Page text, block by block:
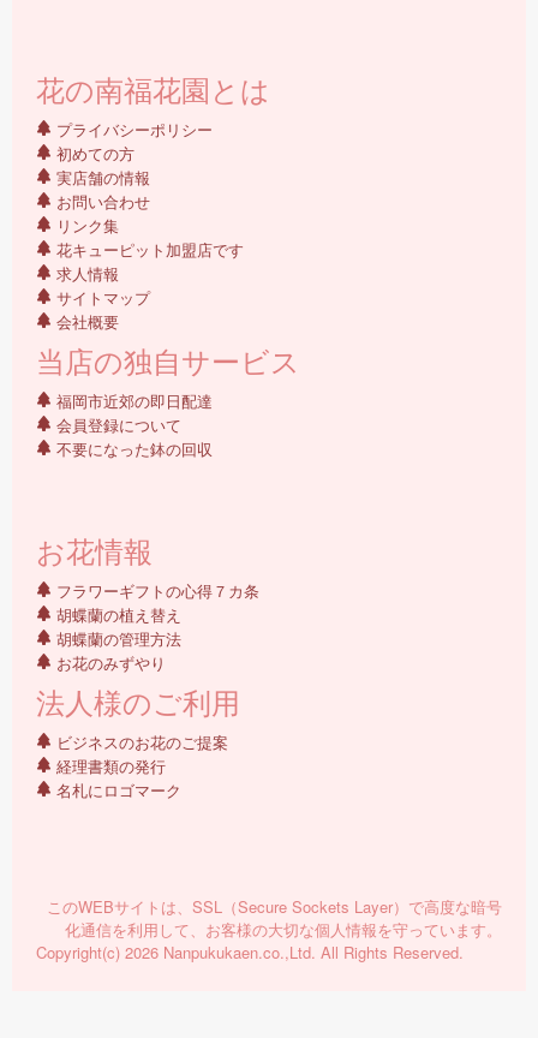
花の南福花園とは
プライバシーポリシー
初めての方
実店舗の情報
お問い合わせ
リンク集
花キューピット加盟店です
求人情報
サイトマップ
会社概要
当店の独自サービス
福岡市近郊の即日配達
会員登録について
不要になった鉢の回収
お花情報
フラワーギフトの心得７カ条
胡蝶蘭の植え替え
胡蝶蘭の管理方法
お花のみずやり
法人様のご利用
ビジネスのお花のご提案
経理書類の発行
名札にロゴマーク
このWEBサイトは、SSL（Secure Sockets Layer）で高度な暗号
化通信を利用して、お客様の大切な個人情報を守っています。
Copyright(c) 2026 Nanpukukaen.co.,Ltd. All Rights Reserved.